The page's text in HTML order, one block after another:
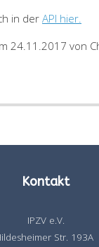
in der API hier.
24.11.2017 von
Kontakt
IPZV e.V.
Str. 193A